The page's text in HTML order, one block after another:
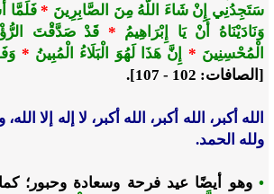
سَتَجِدُنِي إِنْ شَاءَ اللَّهُ مِنَ الصَّابِرِينَ *فَلَمَّا
وَنَادَيْنَاهُ أَنْ يَا إِبْرَاهِيمُ * قَدْ صَدَّقْتَ
الْمُحْسِنِينَ * إِنَّ هَذَا لَهُوَ الْبَلَاءُ الْمُبِينُ *
[الصافات: 102 - 107].
الله أكبر، الله أكبر، الله أكبر، لا إله إلا
ولله الحمد.
• وهو أيضًا عيد فرحة وسعادة وحبور؛